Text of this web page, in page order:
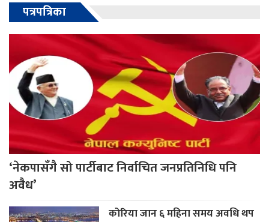
पत्रपत्रिका
‘नेकपासँगै सो पार्टीबाट निर्वाचित जनप्रतिनिधि पनि
अवैध’
कोरिया जान ६ महिना समय अवधि थप